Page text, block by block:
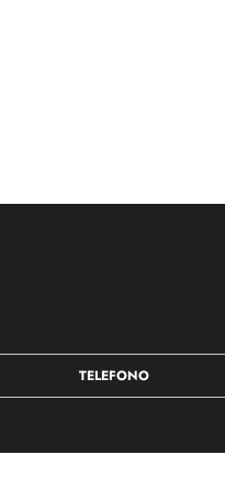
TELEFONO